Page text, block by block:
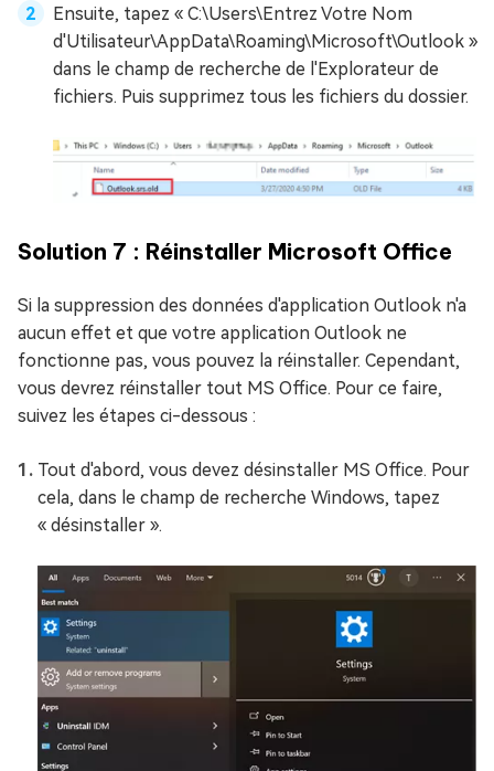
Ensuite, tapez « C:\Users\Entrez Votre Nom
d'Utilisateur\AppData\Roaming\Microsoft\Outlook »
dans le champ de recherche de l'Explorateur de
fichiers. Puis supprimez tous les fichiers du dossier.
Solution 7 : Réinstaller Microsoft Office
Si la suppression des données d'application Outlook n'a
aucun effet et que votre application Outlook ne
fonctionne pas, vous pouvez la réinstaller. Cependant,
vous devrez réinstaller tout MS Office. Pour ce faire,
suivez les étapes ci-dessous :
Tout d'abord, vous devez désinstaller MS Office. Pour
cela, dans le champ de recherche Windows, tapez
« désinstaller ».